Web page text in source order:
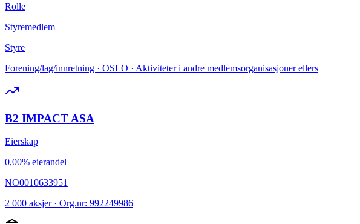
Rolle
Styremedlem
Styre
Forening/lag/innretning · OSLO · Aktiviteter i andre medlemsorganisasjoner ellers
B2 IMPACT ASA
Eierskap
0,00% eierandel
NO0010633951
2 000 aksjer · Org.nr: 992249986